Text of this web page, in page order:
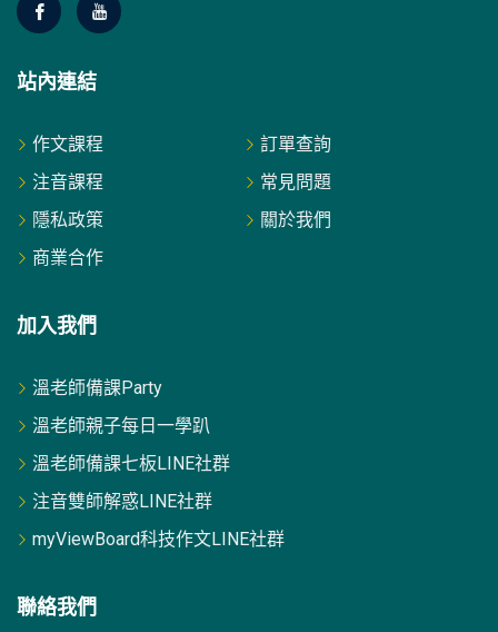
站內連結
作文課程
訂單查詢
注音課程
常見問題
隱私政策
關於我們
商業合作
加入我們
溫老師備課Party
溫老師親子每日一學趴
溫老師備課七板LINE社群
注音雙師解惑LINE社群
myViewBoard科技作文LINE社群
聯絡我們